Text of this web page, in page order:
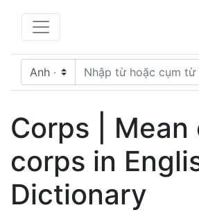
Corps | Mean
corps in
Dictionary